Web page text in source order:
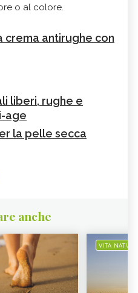
o al colore.
crema antirughe con
liberi, rughe e
age
la pelle secca
anche
VITA